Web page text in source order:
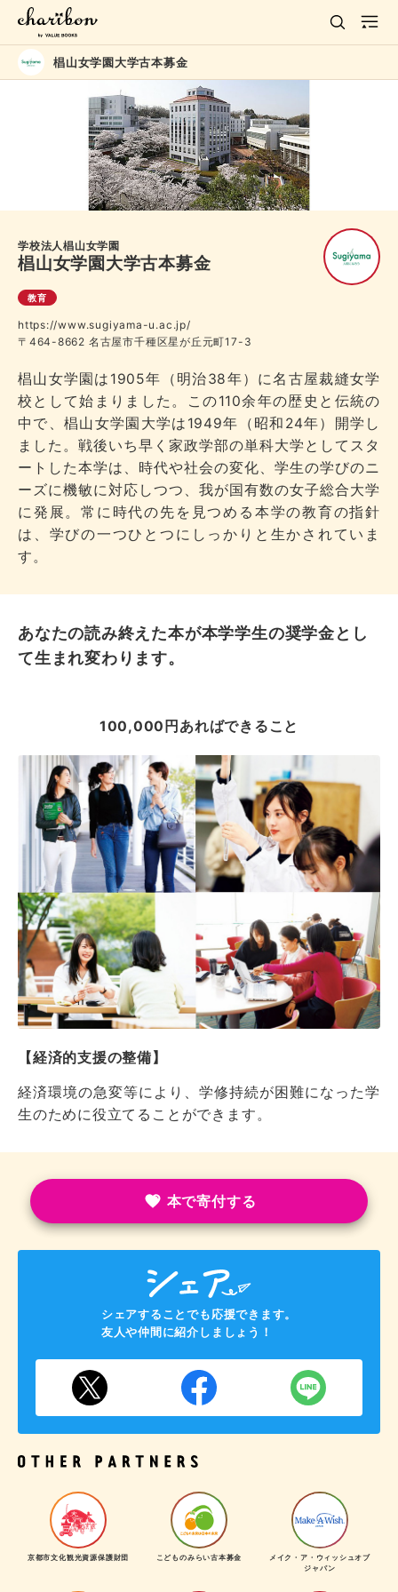
椙山女学園大学古本募金
学校法人椙山女学園
椙山女学園大学古本募金
教育
https://www.sugiyama-u.ac.jp/
〒464-8662 名古屋市千種区星が丘元町17-3
椙山女学園は1905年（明治38年）に名古屋裁縫女学
校として始まりました。この110余年の歴史と伝統の
中で、椙山女学園大学は1949年（昭和24年）開学し
ました。戦後いち早く家政学部の単科大学としてスタ
ートした本学は、時代や社会の変化、学生の学びのニ
ーズに機敏に対応しつつ、我が国有数の女子総合大学
に発展。常に時代の先を見つめる本学の教育の指針
は、学びの一つひとつにしっかりと生かされていま
す。
あなたの読み終えた本が本学学生の奨学金とし
て生まれ変わります。
100,000円あればできること
【経済的支援の整備】
経済環境の急変等により、学修持続が困難になった学
生のために役立てることができます。
本で寄付する
シェアすることでも応援できます。
友人や仲間に紹介しましょう！
京都市文化観光資源保護財団 こどものみらい古本募金
メイク・ア・ウィッシュオブ
ジャパン